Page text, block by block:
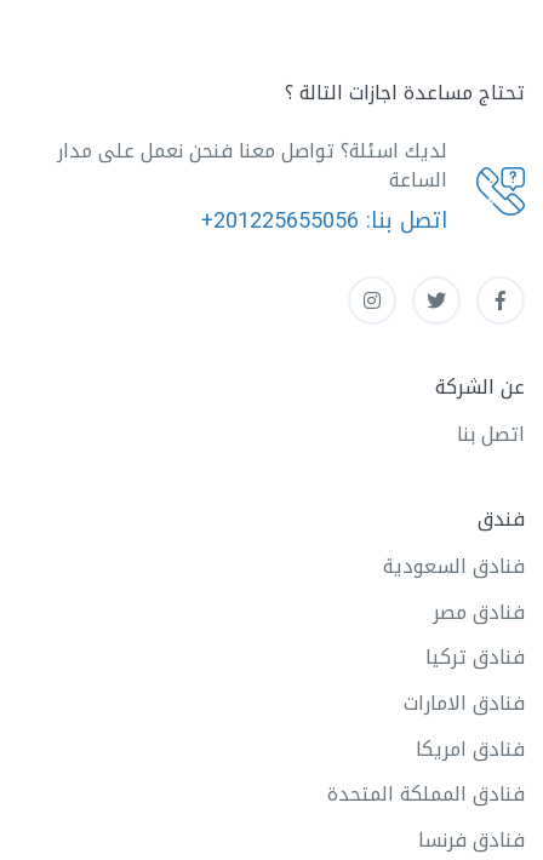
تحتاج مساعدة اجازات التالة ؟
لديك اسئلة؟ تواصل معنا فنحن نعمل على مدار
الساعة
اتصل بنا: +201225655056
عن الشركة
اتصل بنا
فندق
فنادق السعودية
فنادق مصر
فنادق تركيا
فنادق الامارات
فنادق امريكا
فنادق المملكة المتحدة
فنادق فرنسا